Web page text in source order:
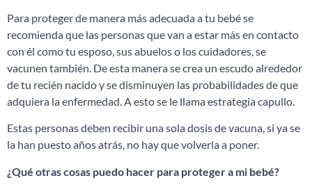
Para proteger de manera más adecuada a tu bebé se
recomienda que las personas que van a estar más en contacto
con él como tu esposo, sus abuelos o los cuidadores, se
vacunen también. De esta manera se crea un escudo alrededor
de tu recién nacido y se disminuyen las probabilidades de que
adquiera la enfermedad. A esto se le llama estrategia capullo.
Estas personas deben recibir una sola dosis de vacuna, si ya se
la han puesto años atrás, no hay que volverla a poner.
¿Qué otras cosas puedo hacer para proteger a mi bebé?